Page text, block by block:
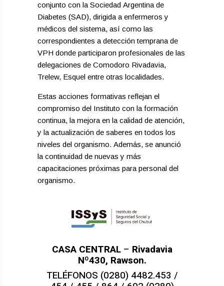
conjunto con la Sociedad Argentina de
Diabetes (SAD), dirigida a enfermeros y
médicos del sistema, así como las
correspondientes a detección temprana de
VPH donde participaron profesionales de las
delegaciones de Comodoro Rivadavia,
Trelew, Esquel entre otras localidades.
Estas acciones formativas reflejan el
compromiso del Instituto con la formación
continua, la mejora en la calidad de atención,
y la actualización de saberes en todos los
niveles del organismo. Además, se anunció
la continuidad de nuevas y más
capacitaciones próximas para personal del
organismo.
CASA CENTRAL– Rivadavia
Nº430, Rawson.
TELÉFONOS (0280) 4482.453 /